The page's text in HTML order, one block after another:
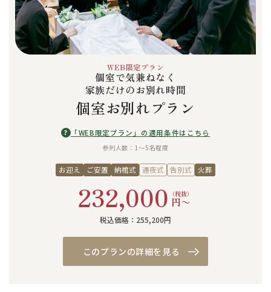
WEB限定プラン
個室で気兼ねなく
家族だけのお別れ時間
個室お別れプラン
? 「WEB限定プラン」の適用条件はこちら
参列人数：1〜5名程度
お迎え ご安置 納棺式 通夜式 告別式 火葬
232,000 （税抜）
円〜
税込価格：255,200円
このプランの詳細を見る